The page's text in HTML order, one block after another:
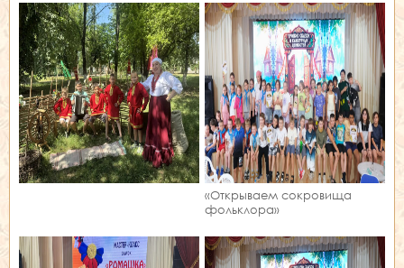
«Открываем сокровища
фольклора»